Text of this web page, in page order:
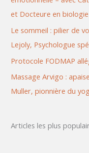
et Docteure en
Le sommeil : pilier de
Lejoly, Psychologue
Protocole FODMAP
Massage Arvigo :
Muller, pionnière du
Articles les plus